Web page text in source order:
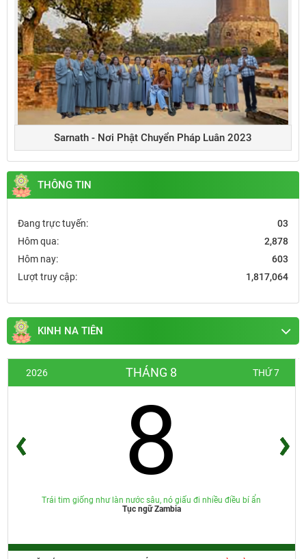
Sarnath - Nơi Phật Chuyển Pháp Luân 2023
THÔNG TIN
Đang trực tuyến:
03
Hôm qua:
2,878
Hôm nay:
603
Lượt truy cập:
1,817,064
KINH NA TIÊN
2026 THÁNG 8 THỨ 7
8
Trái tim giống như làn nước sâu, nó giấu đi nhiều điều bí ẩn
Tục ngữ Zambia